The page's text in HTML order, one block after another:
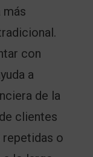
más
con
a
de la
clientes
o